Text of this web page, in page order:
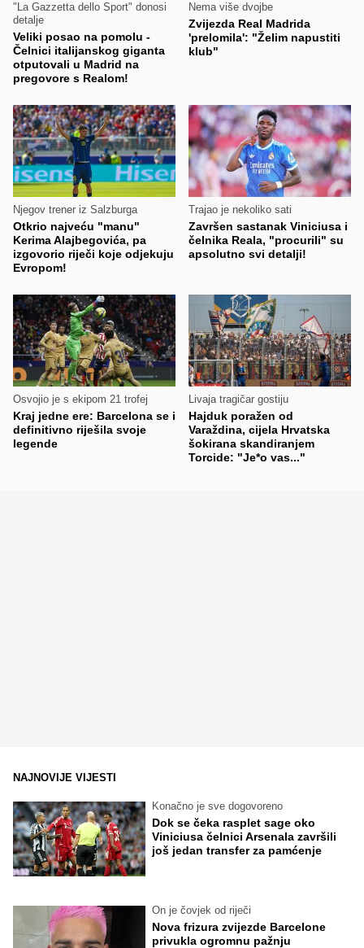
"La Gazzetta dello Sport" donosi
detalje
Veliki posao na pomolu -
Čelnici italijanskog giganta
otputovali u Madrid na
pregovore s Realom!
Nema više dvojbe
Zvijezda Real Madrida
'prelomila': "Želim napustiti
klub"
Njegov trener iz Salzburga
Otkrio najveću "manu"
Kerima Alajbegovića, pa
izgovorio riječi koje odjekuju
Evropom!
Trajao je nekoliko sati
Završen sastanak Viniciusa i
čelnika Reala, "procurili" su
apsolutno svi detalji!
Osvojio je s ekipom 21 trofej
Kraj jedne ere: Barcelona se i
definitivno riješila svoje
legende
Livaja tragičar gostiju
Hajduk poražen od
Varaždina, cijela Hrvatska
šokirana skandiranjem
Torcide: "Je*o vas..."
NAJNOVIJE VIJESTI
Konačno je sve dogovoreno
Dok se čeka rasplet sage oko
Viniciusa čelnici Arsenala završili
još jedan transfer za pamćenje
On je čovjek od riječi
Nova frizura zvijezde Barcelone
privukla ogromnu pažnju